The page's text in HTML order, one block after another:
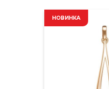
НОВИНКА